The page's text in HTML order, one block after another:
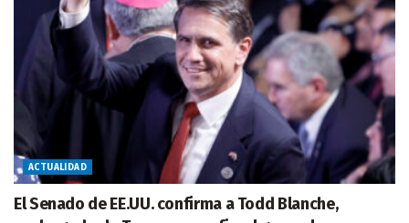
ACTUALIDAD
El Senado de EE.UU. confirma a Todd Blanche,